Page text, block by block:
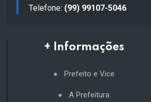
Telefone: (99) 99107-5046
+ Informações
Prefeito e Vice
A Prefeitura